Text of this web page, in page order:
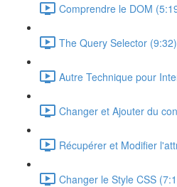
Comprendre le DOM
The Query Selector (9:32)
Autre Technique pour
Changer et Ajouter du
Récupérer et Modifier
Changer le Style CSS